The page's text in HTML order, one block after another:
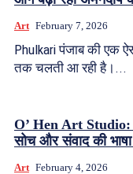
Art February 7, 2026
Phulkari पंजाब की एक
तक चलती आ रही है।...
O’ Hen Art Studio:
सोच और संवाद की
Art February 4, 2026